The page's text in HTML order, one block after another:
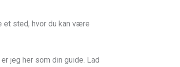
et sted, hvor du kan være
jeg her som din guide. Lad